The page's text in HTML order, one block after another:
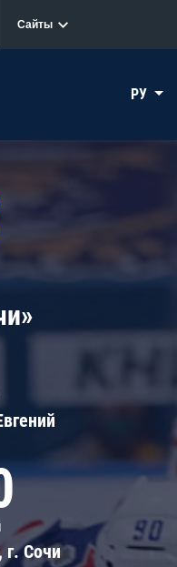
Сайты
РУ
Сочи